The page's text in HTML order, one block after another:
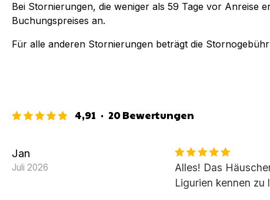
Bei Stornierungen, die weniger als 59 Tage vor Anreise
Buchungspreises an.
Für alle anderen Stornierungen beträgt die Stornogebühr
4,91 · 20Bewertungen
Jan
Juli 2026
Alles! Das
Ligurien kennen zu